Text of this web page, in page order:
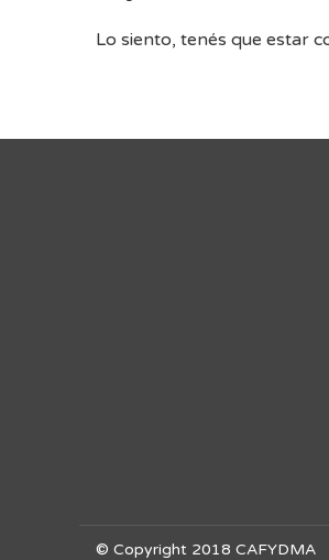
Lo siento, tenés que estar
© Copyright 2018 CAFYDMA